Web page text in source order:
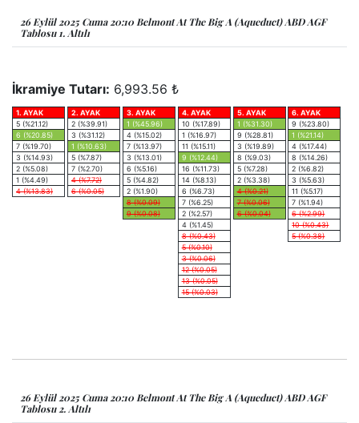
26 Eylül 2025 Cuma 20:10 Belmont At The Big A (Aqueduct) ABD AGF
Tablosu 1. Altılı
İkramiye Tutarı: 6,993.56 ₺
1. AYAK
5 (%21.12)
6 (%20.85)
7 (%19.70)
3 (%14.93)
2 (%5.08)
1 (%4.49)
4 (%13.83)
2. AYAK
2 (%39.91)
3 (%31.12)
1 (%10.63)
5 (%7.87)
7 (%2.70)
4 (%7.72)
6 (%0.05)
3. AYAK
1 (%45.96)
4 (%15.02)
7 (%13.97)
3 (%13.01)
6 (%5.16)
5 (%4.82)
2 (%1.90)
8 (%0.09)
9 (%0.08)
4. AYAK
10 (%17.89)
1 (%16.97)
11 (%15.11)
9 (%12.44)
16 (%11.73)
14 (%8.13)
6 (%6.73)
7 (%6.25)
2 (%2.57)
4 (%1.45)
8 (%0.43)
5 (%0.10)
3 (%0.06)
12 (%0.05)
13 (%0.05)
15 (%0.03)
5. AYAK
1 (%31.30)
9 (%28.81)
3 (%19.89)
8 (%9.03)
5 (%7.28)
2 (%3.38)
4 (%0.21)
7 (%0.06)
6 (%0.04)
6. AYAK
9 (%23.80)
1 (%21.14)
4 (%17.44)
8 (%14.26)
2 (%6.82)
3 (%5.63)
11 (%5.17)
7 (%1.94)
6 (%2.99)
10 (%0.43)
5 (%0.38)
26 Eylül 2025 Cuma 20:10 Belmont At The Big A (Aqueduct) ABD AGF
Tablosu 2. Altılı